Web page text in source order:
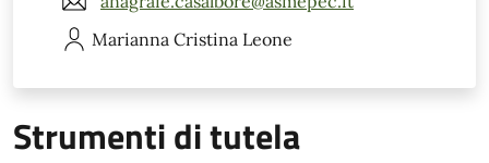
Marianna Cristina Leone
Strumenti di tutela